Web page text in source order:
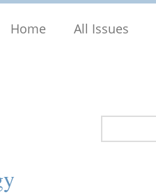
Home All Issues